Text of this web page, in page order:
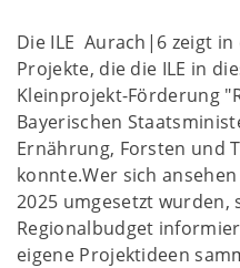
Die ILE Aurach|6 zeigt
Projekte, die die ILE in
Kleinprojekt-Förderung
Bayerischen
Ernährung, Forsten und
konnte.Wer sich
2025 umgesetzt wurden,
Regionalbudget
eigene Projektideen